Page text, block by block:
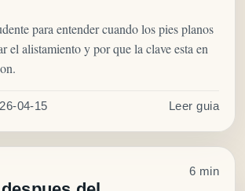
para entender cuando los pies planos
el alistamiento y por que la clave esta en
04-15 Leer guia
6 min